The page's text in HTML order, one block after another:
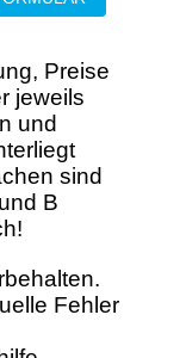
Preise
jeweils
und
sind
B
Fehler